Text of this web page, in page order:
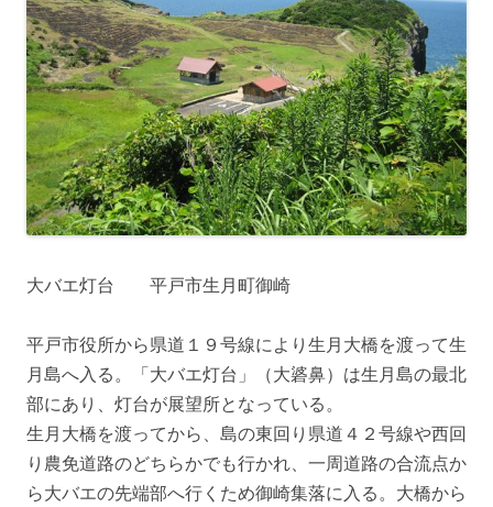
大バエ灯台 平戸市生月町御崎
平戸市役所から県道１９号線により生月大橋を渡って生
月島へ入る。「大バエ灯台」（大碆鼻）は生月島の最北
部にあり、灯台が展望所となっている。
生月大橋を渡ってから、島の東回り県道４２号線や西回
り農免道路のどちらかでも行かれ、一周道路の合流点か
ら大バエの先端部へ行くため御崎集落に入る。大橋から